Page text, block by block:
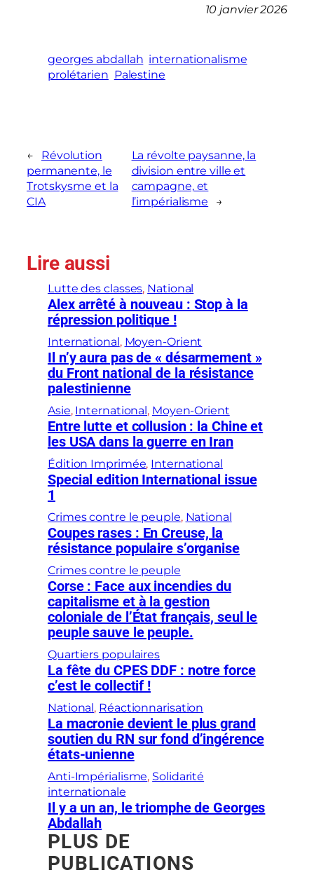
10 janvier 2026
georges abdallah internationalisme
prolétarien Palestine
←
Révolution
permanente, le
Trotskysme et la
CIA
La révolte paysanne, la
division entre ville et
campagne, et
l’impérialisme
→
Lire aussi
Lutte des classes, National
Alex arrêté à nouveau : Stop à la
répression politique !
International , Moyen-Orient
Il n’y aura pas de « désarmement »
du Front national de la résistance
palestinienne
Asie, International , Moyen-Orient
Entre lutte et collusion : la Chine et
les USA dans la guerre en Iran
Édition Imprimée, International
Special edition International issue
1
Crimes contre le peuple, National
Coupes rases : En Creuse, la
résistance populaire s’organise
Crimes contre le peuple
Corse : Face aux incendies du
capitalisme et à la gestion
coloniale de l’État français, seul le
peuple sauve le peuple.
Quartiers populaires
La fête du CPES DDF : notre force
c’est le collectif !
National , Réactionnarisation
La macronie devient le plus grand
soutien du RN sur fond d’ingérence
états-unienne
Anti-Impérialisme, Solidarité
internationale
Il y a un an, le triomphe de Georges
Abdallah
PLUS DE
PUBLICATIONS